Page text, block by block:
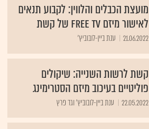
מועצת הכבלים והלווין: לקבוע תנאים
לאישור מיזם FREE TV של קשת
21.06.2022 ענת ביין-לובוביץ'
קשת לרשות השנייה: שיקולים
פוליטיים בעיכוב מיזם הסטרימינג
22.05.2022 ענת ביין-לובוביץ' וגד פרץ